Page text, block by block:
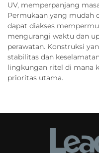
UV, memperpanjang
Permukaan yang mudah
dapat diakses
mengurangi waktu dan
perawatan. Konstruksi
stabilitas dan
lingkungan ritel di mana
prioritas utama.